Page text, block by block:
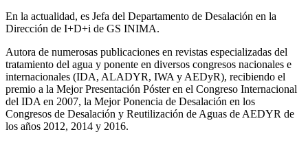
En la actualidad, es Jefa del Departamento de Desalación en la
Dirección de I+D+i de GS INIMA.
Autora de numerosas publicaciones en revistas especializadas del
tratamiento del agua y ponente en diversos congresos nacionales e
internacionales (IDA, ALADYR, IWA y AEDyR), recibiendo el
premio a la Mejor Presentación Póster en el Congreso Internacional
del IDA en 2007, la Mejor Ponencia de Desalación en los
Congresos de Desalación y Reutilización de Aguas de AEDYR de
los años 2012, 2014 y 2016.